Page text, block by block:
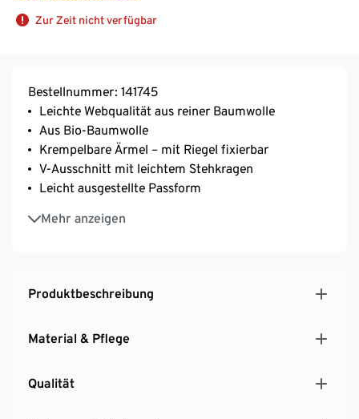
Zur Zeit nicht verfügbar
Bestellnummer: 141745
Leichte Webqualität aus reiner Baumwolle
Aus Bio-Baumwolle
Krempelbare Ärmel – mit Riegel fixierbar
V-Ausschnitt mit leichtem Stehkragen
Leicht ausgestellte Passform
Mehr anzeigen
Brustabnäher für eine optimale Passform
Produktbeschreibung
Material & Pflege
Qualität